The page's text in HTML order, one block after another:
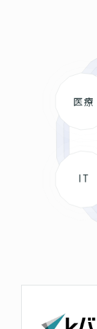
IT
医療